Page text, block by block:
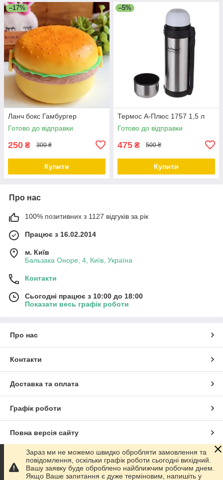
–17%
Ланч бокс Гамбургер
Готово до відправки
250 ₴ 300 ₴
Купити
–5%
Термос А-Плюс 1757 1,5 л
Готово до відправки
475 ₴ 500 ₴
Купити
Про нас
100% позитивних з 1127 відгуків за рік
Працює з 16.02.2014
м. Київ
Бальзака Оноре, 4, Київ, Україна
Контакти
Сьогодні працює з 10:00 до 18:00
Показати весь графік роботи
Про нас
Контакти
Доставка та оплата
Графік роботи
Повна версія сайту
Сайт створено на маркетплейсіProm.ua
Зараз ми не можемо швидко обробляти замовлення та
повідомлення, оскільки графік роботи сьогодні вихідний.
Вашу заявку буде оброблено найближчим робочим днем.
Якщо Ваше запитання є дуже терміновим, напишіть у